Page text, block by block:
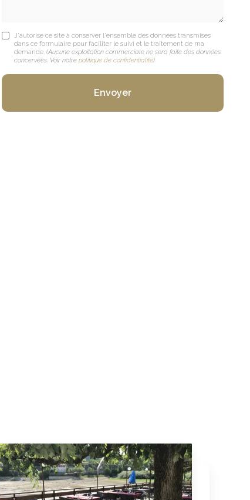
J'autorise ce site à conserver l'ensemble des données transmises
dans ce formulaire pour faciliter le suivi et le traitement de ma
demande. (Aucune exploitation commerciale ne sera faite des données
concervées. Voir notre politique de confidentialité)